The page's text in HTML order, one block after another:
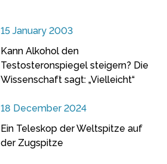
15 January 2003
Kann Alkohol den
Testosteronspiegel steigern? Die
Wissenschaft sagt: „Vielleicht“
18 December 2024
Ein Teleskop der Weltspitze auf
der Zugspitze